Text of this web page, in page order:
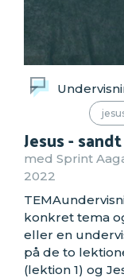
Jesus -
med Sprint
2022
konkret tema
eller en
på de to
(lektion 1) og